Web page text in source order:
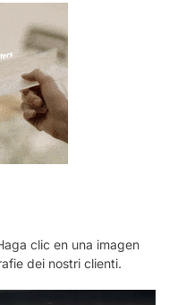
clic en una imagen
dei nostri clienti.